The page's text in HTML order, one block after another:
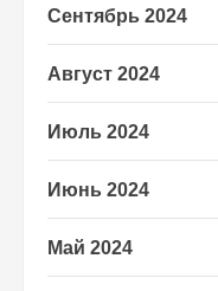
Сентябрь 2024
Август 2024
Июль 2024
Июнь 2024
Май 2024